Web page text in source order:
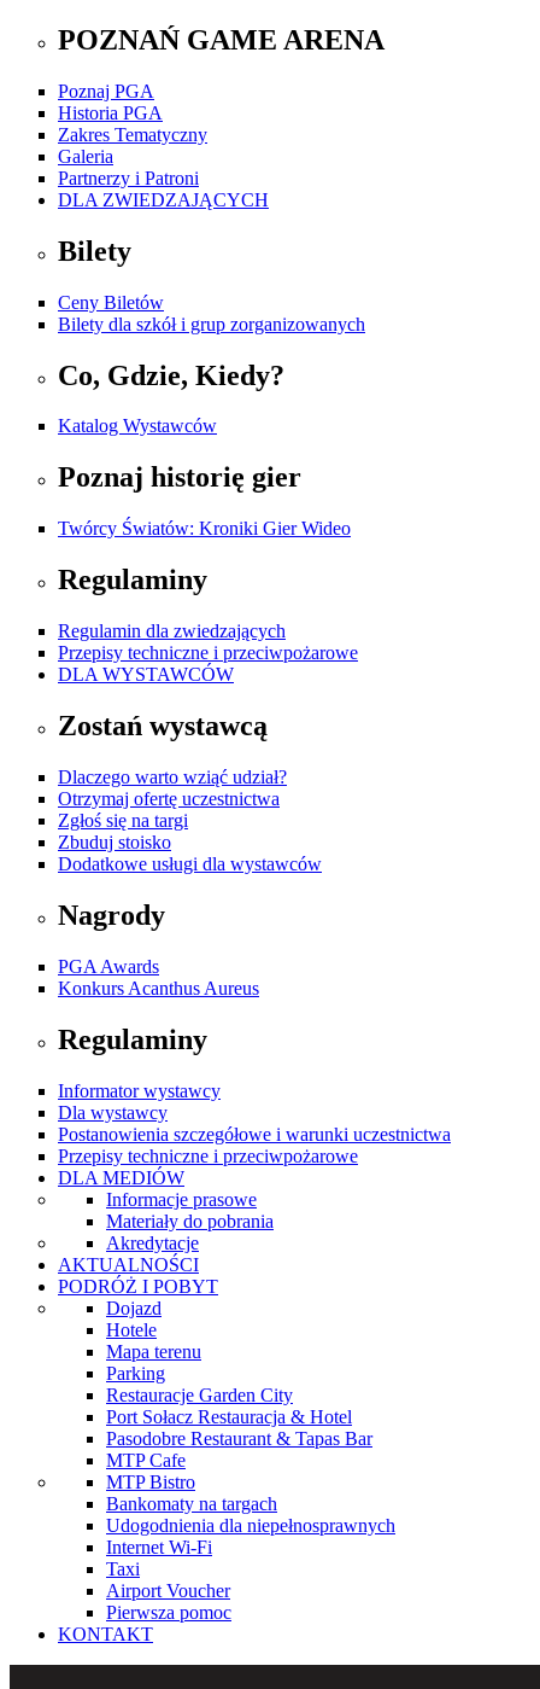
POZNAŃ GAME ARENA
Poznaj PGA
Historia PGA
Zakres Tematyczny
Galeria
Partnerzy i Patroni
DLA ZWIEDZAJĄCYCH
Bilety
Ceny Biletów
Bilety dla szkół i grup zorganizowanych
Co, Gdzie, Kiedy?
Katalog Wystawców
Poznaj historię gier
Twórcy Światów: Kroniki Gier Wideo
Regulaminy
Regulamin dla zwiedzających
Przepisy techniczne i przeciwpożarowe
DLA WYSTAWCÓW
Zostań wystawcą
Dlaczego warto wziąć udział?
Otrzymaj ofertę uczestnictwa
Zgłoś się na targi
Zbuduj stoisko
Dodatkowe usługi dla wystawców
Nagrody
PGA Awards
Konkurs Acanthus Aureus
Regulaminy
Informator wystawcy
Dla wystawcy
Postanowienia szczegółowe i warunki uczestnictwa
Przepisy techniczne i przeciwpożarowe
DLA MEDIÓW
Informacje prasowe
Materiały do pobrania
Akredytacje
AKTUALNOŚCI
PODRÓŻ I POBYT
Dojazd
Hotele
Mapa terenu
Parking
Restauracje Garden City
Port Sołacz Restauracja & Hotel
Pasodobre Restaurant & Tapas Bar
MTP Cafe
MTP Bistro
Bankomaty na targach
Udogodnienia dla niepełnosprawnych
Internet Wi-Fi
Taxi
Airport Voucher
Pierwsza pomoc
KONTAKT